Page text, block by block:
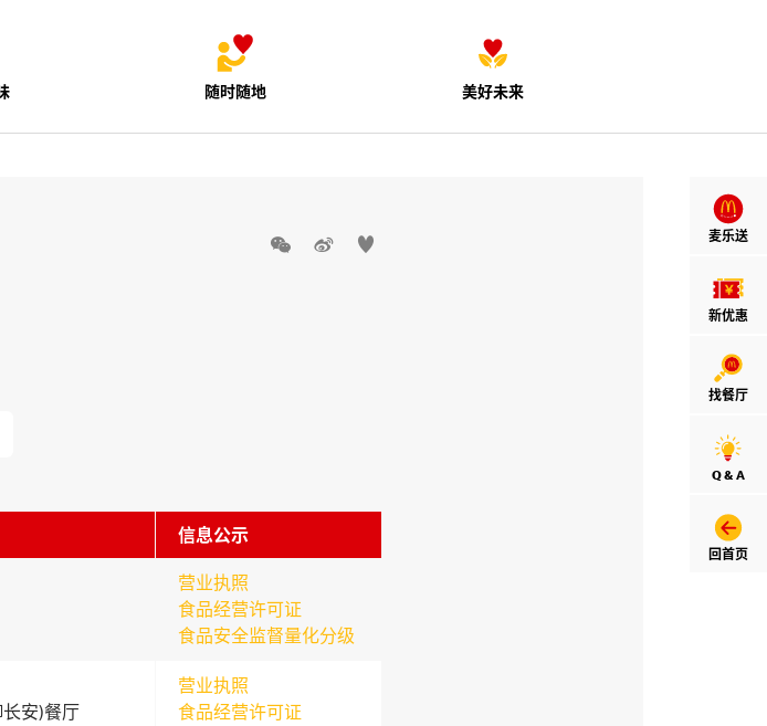
随时随地 美好未来
麦乐送
新优惠
找餐厅
Q & A
回首页
  
信息公示
营业执照
食品经营许可证
食品安全监督量化分级
安)餐厅
营业执照
食品经营许可证